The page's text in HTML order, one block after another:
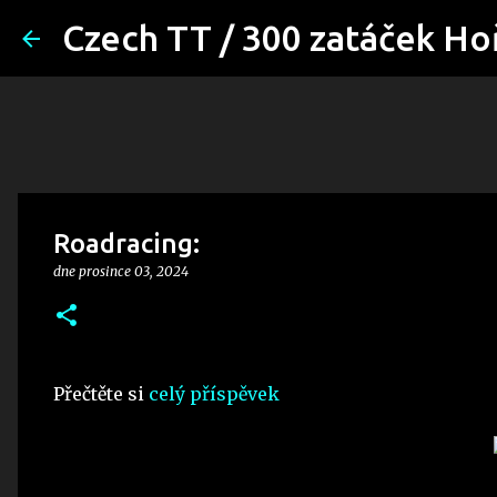
Czech TT / 300 zatáček
Roadracing:
dne prosince 03, 2024
Přečtěte si celý příspěvek